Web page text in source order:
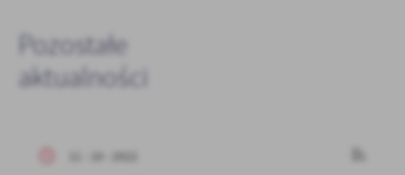
Pozostałe
aktualności